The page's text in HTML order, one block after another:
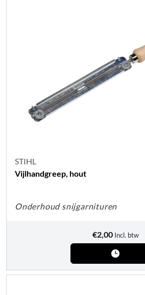
STIHL
Vijlhandgreep, hout
Onderhoud snijgarnituren
€2,00 Incl. btw